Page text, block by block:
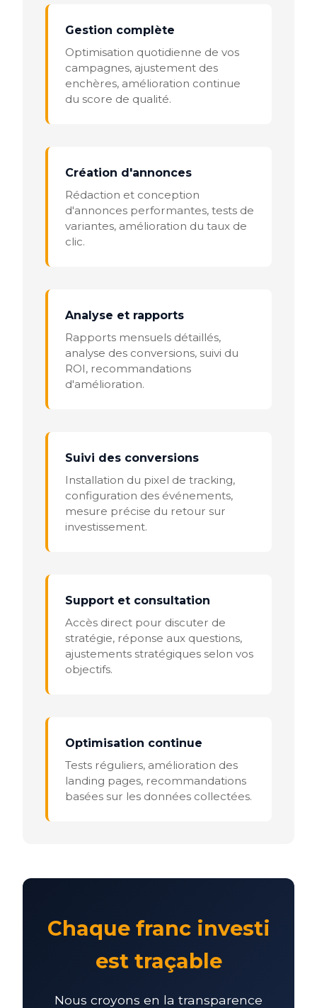
Gestion complète
Optimisation quotidienne de vos
campagnes, ajustement des
enchères, amélioration continue
du score de qualité.
Création d'annonces
Rédaction et conception
d'annonces performantes, tests de
variantes, amélioration du taux de
clic.
Analyse et rapports
Rapports mensuels détaillés,
analyse des conversions, suivi du
ROI, recommandations
d'amélioration.
Suivi des conversions
Installation du pixel de tracking,
configuration des événements,
mesure précise du retour sur
investissement.
Support et consultation
Accès direct pour discuter de
stratégie, réponse aux questions,
ajustements stratégiques selon vos
objectifs.
Optimisation continue
Tests réguliers, amélioration des
landing pages, recommandations
basées sur les données collectées.
Chaque franc investi
est traçable
Nous croyons en la transparence